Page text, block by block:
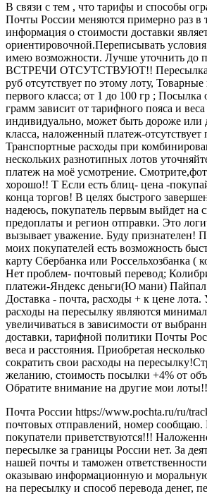
В связи с тем , что тарифы и способы
Почты России меняются примерно раз в
информация о стоимости доставки
ориентировочной.Переписывать условия
имею возможности. Лучше уточнить
ВСТРЕЧИ ОТСУТСТВУЮТ!! Пересылка
руб отсутствует по этому лоту,
первого класса; от 1 до 100 гр ; Посылка
грамм зависит от тарифного пояса и
индивидуально, может быть дороже или
класса, наложенный платеж-отсутствует
Транспортные расходы при
нескольких разнотипных лотов
платеж на моё усмотрение.
хорошо!! Т Если есть блиц- цена -
конца торгов! В целях быстрого
надеюсь, покупатель первым выйдет на
предоплаты и регион отправки. Это
вызывает уважение. Буду признателен!
моих покупателей есть возможность
карту Сбербанка или Россельхозбанка (
Нет проблем- почтовый перевод;
платежи-Яндекс деньги(Ю мани) Пайпал
Доставка - почта, расходы + к цене лота.
расходы на пересылку являются
увеличиваться в зависимости от
доставки, тарифной политики Почты
веса и расстояния. Приобретая
сократить свои расходы на
желанию, стоимость посылки +4% от
Обратите внимание на другие мои
Почта России https://www.pochta.ru/ru/
почтовых отправлений, номер
покупатели приветствуются!!!
пересылке за границы России нет. За
нашей почты и таможен
оказываю информационную и
на пересылку и способ перевода денег,